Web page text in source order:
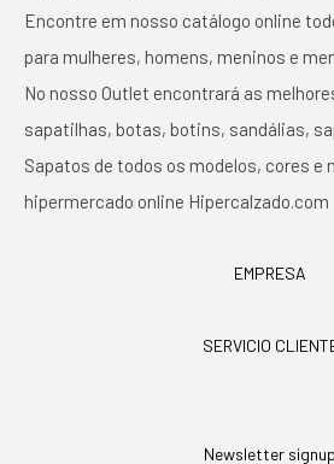
Encontre em nosso catálogo online
para mulheres, homens, meninos e
No nosso Outlet encontrará as
sapatilhas, botas, botins, sandálias,
Sapatos de todos os modelos, cores e
hipermercado online Hipercalzado.com
EMPRESA
SERVICIO
Newsletter signup